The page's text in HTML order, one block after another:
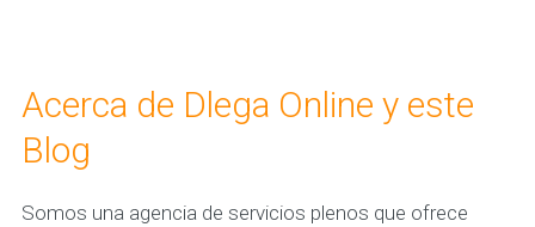
Acerca de Dlega Online y este
Blog
Somos una agencia de servicios plenos que ofrece